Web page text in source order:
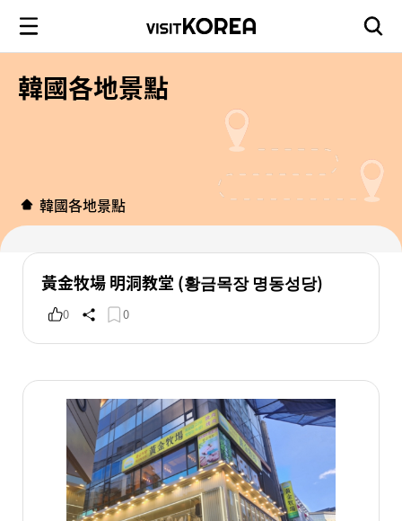
韓國各地景點
韓國各地景點
黃金牧場 明洞教堂 (황금목장 명동성당)
0 0